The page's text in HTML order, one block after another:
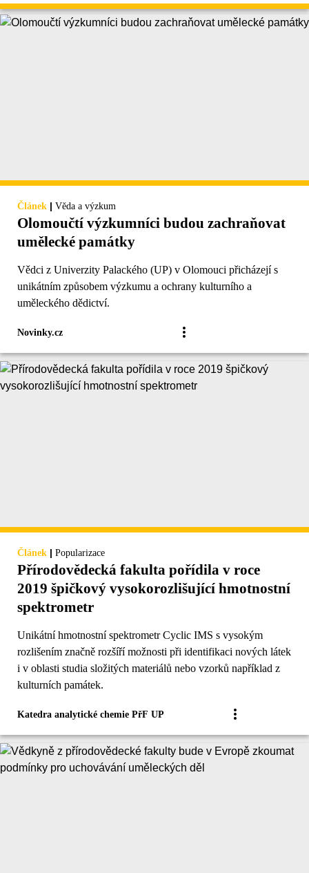
Článek | Věda a výzkum
Olomoučtí výzkumníci budou zachraňovat
umělecké památky
Vědci z Univerzity Palackého (UP) v Olomouci přicházejí s
unikátním způsobem výzkumu a ochrany kulturního a
uměleckého dědictví.
Novinky.cz
Článek | Popularizace
Přírodovědecká fakulta pořídila v roce
2019 špičkový vysokorozlišující hmotnostní
spektrometr
Unikátní hmotnostní spektrometr Cyclic IMS s vysokým
rozlišením značně rozšíří možnosti při identifikaci nových látek
i v oblasti studia složitých materiálů nebo vzorků například z
kulturních památek.
Katedra analytické chemie PřF UP